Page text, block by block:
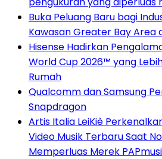
Buka Peluang Baru bagi
Kawasan Greater Bay Area
Hisense Hadirkan
World Cup 2026™ yang
Rumah
Qualcomm dan Samsung
Snapdragon
Artis Italia LeiKiè
Video Musik Terbaru Saat
Memperluas Merek